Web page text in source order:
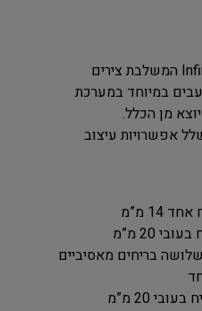
דלת כניסה מסדרת ה – Infinity המשלבת צירים
במיוחד במערכת
מן הכלל.
אפשרויות עיצוב
מ”מ
20 מ”מ
200 עם שלושה בריחים מאסיביים
20 מ”מ